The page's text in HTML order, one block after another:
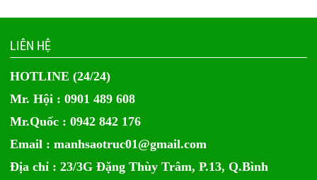
LIÊN HỆ
HOTLINE (24/24)
Mr. Hội : 0901 489 608
Mr.Quốc : 0942 842 176
Email :manhsaotruc01@gmail.com
Địa chỉ : 23/3G Đặng Thùy Trâm, P.13, Q.Bình